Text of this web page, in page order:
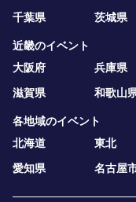
千葉県
茨城県
近畿のイベント
大阪府
兵庫県
滋賀県
和歌山
各地域のイベント
北海道
東北
愛知県
名古屋